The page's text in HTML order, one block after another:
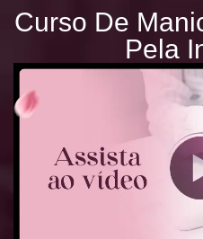
Curso De
Pela